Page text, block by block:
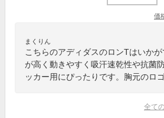
価
まくりん
こちらのアディダスのロンTはいか
が高く動きやすく吸汗速乾性や抗菌
ッカー用にぴったりです。胸元のロ
全て